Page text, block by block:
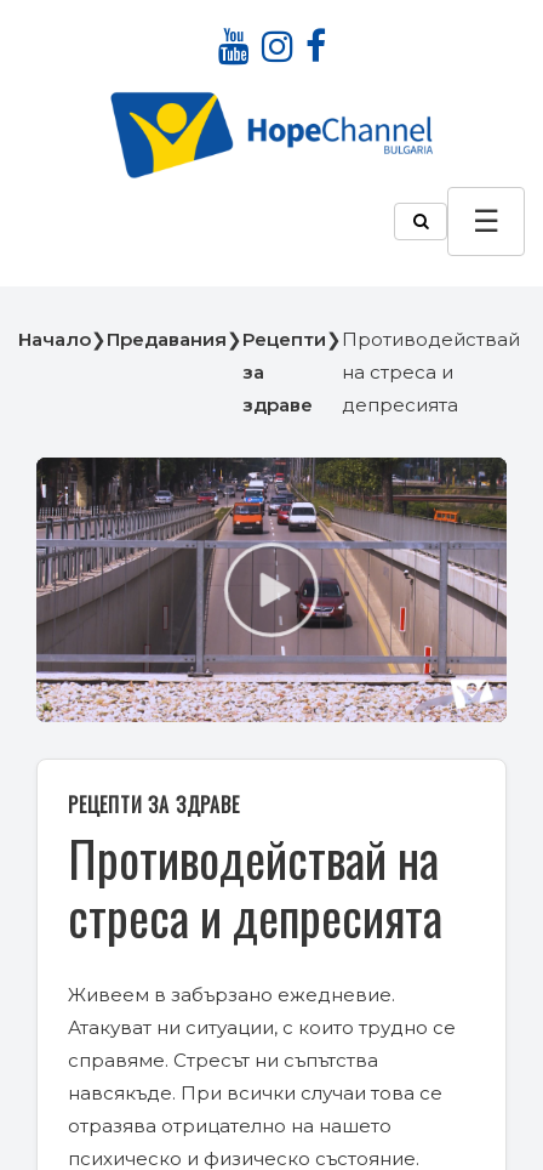
Начало❯Предавания❯Рецепти
за
здраве
❯Противодействай
на стреса и
депресията
Play
Video
РЕЦЕПТИ ЗА ЗДРАВЕ
Противодействай на
стреса и депресията
Живеем в забързано ежедневие.
Атакуват ни ситуации, с които трудно се
справяме. Стресът ни съпътства
навсякъде. При всички случаи това се
отразява отрицателно на нашето
психическо и физическо състояние.